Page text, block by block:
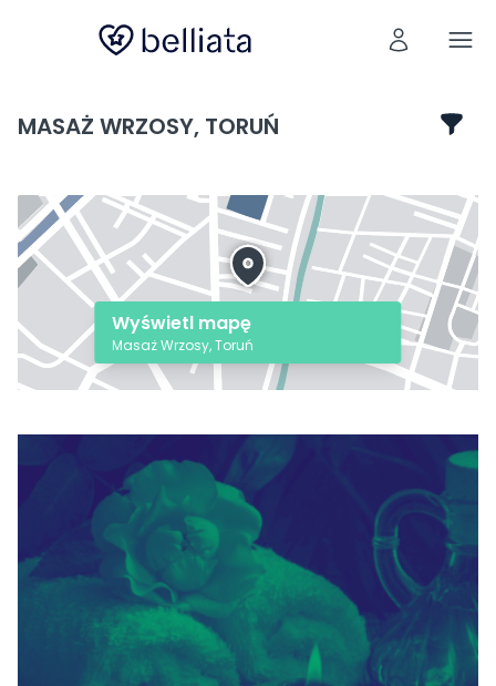
MASAŻ WRZOSY, TORUŃ
Wyświetl mapę
Masaż Wrzosy, Toruń